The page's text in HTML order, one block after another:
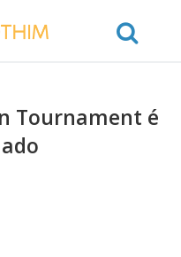
Tournament é